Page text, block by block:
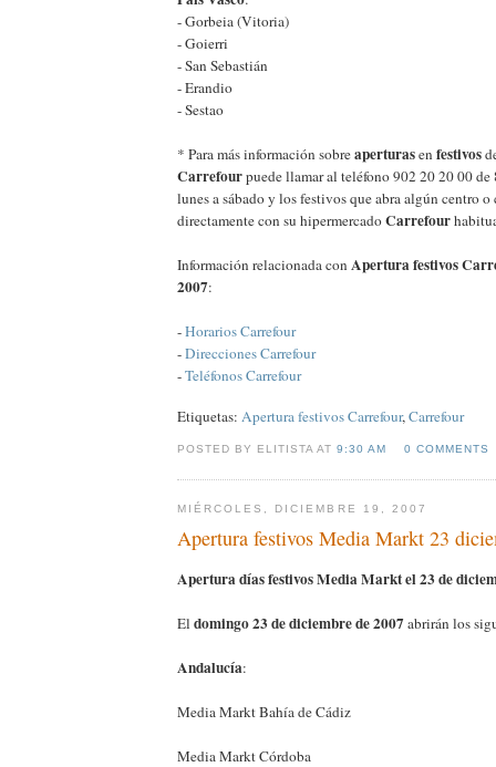
- Gorbeia (Vitoria)
- Goierri
- San Sebastián
- Erandio
- Sestao
* Para más información sobreaperturasen festivos
Carrefourpuede llamar al teléfono 902 20 20 00 de
lunes a sábado y los festivos que abra algún centro
directamente con su hipermercadoCarrefour
Información relacionada con Apertura festivos
2007:
-Horarios Carrefour
-Direcciones Carrefour
-Teléfonos Carrefour
Etiquetas: Apertura festivos Carrefour,Carrefour
POSTED BY ELITISTA AT9:30 AM 0 COMMENTS
MIÉRCOLES, DICIEMBRE 19, 2007
Apertura festivos Media Markt 23
Apertura días festivos Media Markt el 23 de
El domingo 23 de diciembre de 2007abrirán los
Andalucía:
Media Markt Bahía de Cádiz
Media Markt Córdoba